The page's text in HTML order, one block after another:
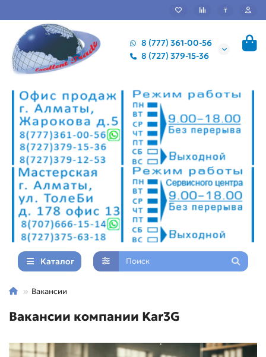
₸
8 (777) 361-00-56
8 (727) 379-15-36
Каталог
Вакансии
Вакансии компании Kar3G